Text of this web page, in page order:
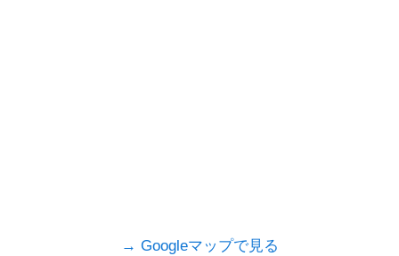
→ Googleマップで見る